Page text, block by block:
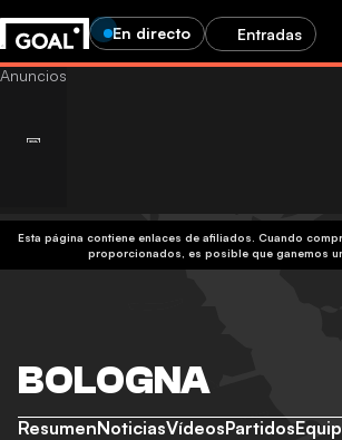
En directo Entradas
Esta página contiene enlaces de afiliados. Cuando
proporcionados, es posible que ganemos
BOLOGNA
ResumenNoticiasVídeosPartidos